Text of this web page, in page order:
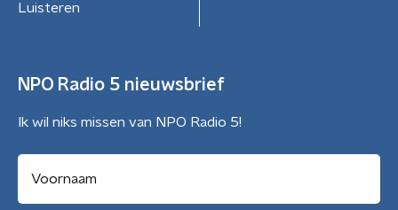
Luisteren
NPO Radio 5 nieuwsbrief
Ik wil niks missen van NPO Radio 5!